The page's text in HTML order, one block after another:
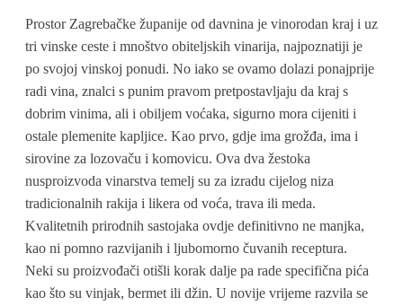
Prostor Zagrebačke županije od davnina je vinorodan kraj i uz
tri vinske ceste i mnoštvo obiteljskih vinarija, najpoznatiji je
po svojoj vinskoj ponudi. No iako se ovamo dolazi ponajprije
radi vina, znalci s punim pravom pretpostavljaju da kraj s
dobrim vinima, ali i obiljem voćaka, sigurno mora cijeniti i
ostale plemenite kapljice. Kao prvo, gdje ima grožđa, ima i
sirovine za lozovaču i komovicu. Ova dva žestoka
nusproizvoda vinarstva temelj su za izradu cijelog niza
tradicionalnih rakija i likera od voća, trava ili meda.
Kvalitetnih prirodnih sastojaka ovdje definitivno ne manjka,
kao ni pomno razvijanih i ljubomorno čuvanih receptura.
Neki su proizvođači otišli korak dalje pa rade specifična pića
kao što su vinjak, bermet ili džin. U novije vrijeme razvila se